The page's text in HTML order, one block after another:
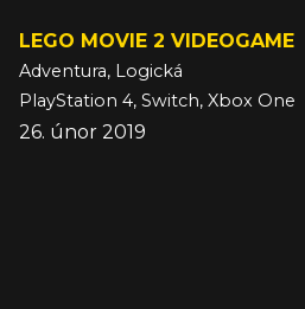
LEGO MOVIE 2 VIDEOGAME
Adventura, Logická
PlayStation 4, Switch, Xbox One
26. únor 2019